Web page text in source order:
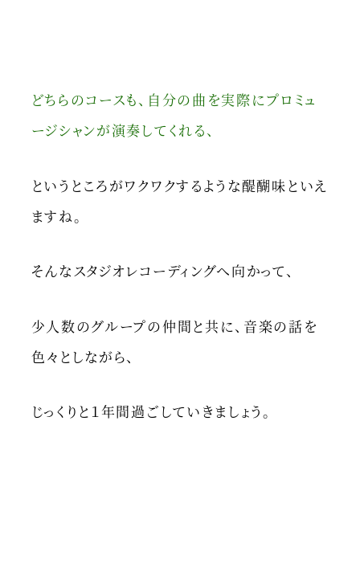
どちらのコースも、自分の曲を実際にプロミュ
ージシャンが演奏してくれる、
というところがワクワクするような醍醐味といえ
ますね。
そんなスタジオレコーディングへ向かって、
少人数のグループの仲間と共に、音楽の話を
色々としながら、
じっくりと１年間過ごしていきましょう。